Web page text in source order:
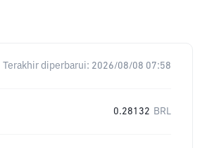
Terakhir diperbarui: 2026/08/08 07:58
0.28132 BRL